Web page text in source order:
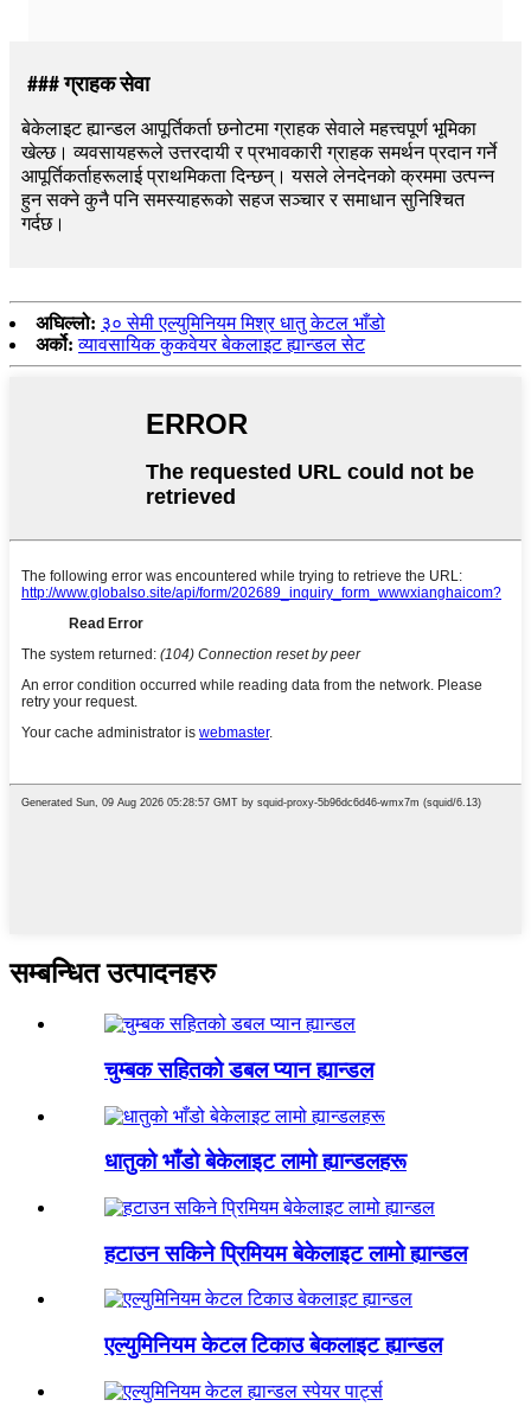
### ग्राहक सेवा
बेकेलाइट ह्यान्डल आपूर्तिकर्ता छनोटमा ग्राहक सेवाले महत्त्वपूर्ण भूमिका
खेल्छ। व्यवसायहरूले उत्तरदायी र प्रभावकारी ग्राहक समर्थन प्रदान गर्ने
आपूर्तिकर्ताहरूलाई प्राथमिकता दिन्छन्। यसले लेनदेनको क्रममा उत्पन्न
हुन सक्ने कुनै पनि समस्याहरूको सहज सञ्चार र समाधान सुनिश्चित
गर्दछ।
अघिल्लो: ३० सेमी एल्युमिनियम मिश्र धातु केटल भाँडो
अर्को: व्यावसायिक कुकवेयर बेकलाइट ह्यान्डल सेट
सम्बन्धित उत्पादनहरु
चुम्बक सहितको डबल प्यान ह्यान्डल
धातुको भाँडो बेकेलाइट लामो ह्यान्डलहरू
हटाउन सकिने प्रिमियम बेकेलाइट लामो ह्यान्डल
एल्युमिनियम केटल टिकाउ बेकलाइट ह्यान्डल